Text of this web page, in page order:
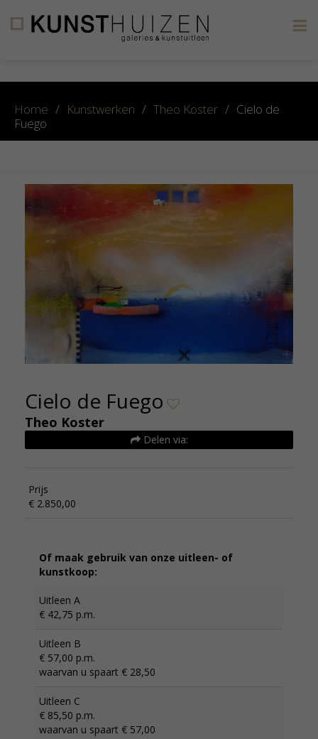
Home / Kunstwerken / Theo Koster / Cielo de
Fuego
Cielo de Fuego
Theo Koster
Delen via:
Prijs
€ 2.850,00
Of maak gebruik van onze uitleen- of
kunstkoop:
Uitleen A
€ 42,75 p.m.
Uitleen B
€ 57,00 p.m.
waarvan u spaart € 28,50
Uitleen C
€ 85,50 p.m.
waarvan u spaart € 57,00